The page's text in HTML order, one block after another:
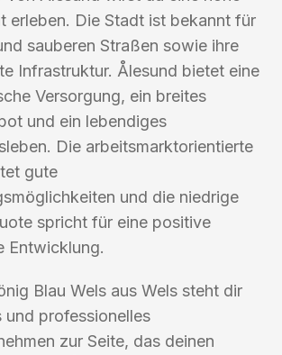
erleben. Die Stadt ist bekannt für
sauberen Straßen sowie ihre
Infrastruktur. Ålesund bietet eine
Versorgung, ein breites
und ein lebendiges
Die arbeitsmarktorientierte
gute
und die niedrige
spricht für eine positive
Entwicklung.
Blau Wels aus Wels steht dir
und professionelles
zur Seite, das deinen